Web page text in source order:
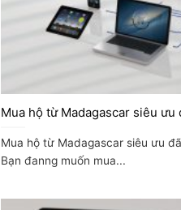
Mua hộ từ Madagascar siêu ưu
Mua hộ từ Madagascar siêu ưu
Bạn đanng muốn mua...